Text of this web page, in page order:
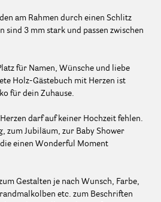
am Rahmen durch einen Schlitz
sind 3 mm stark und passen zwischen
für Namen, Wünsche und liebe
Holz-Gästebuch mit Herzen ist
für dein Zuhause.
darf auf keiner Hochzeit fehlen.
zum Jubiläum, zur Baby Shower
einen Wonderful Moment
Gestalten je nach Wunsch, Farbe,
etc. zum Beschriften